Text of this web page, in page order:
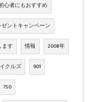
心者にもおすすめ
ゼントキャンペーン
ます 情報 2008年
クルズ 901
750